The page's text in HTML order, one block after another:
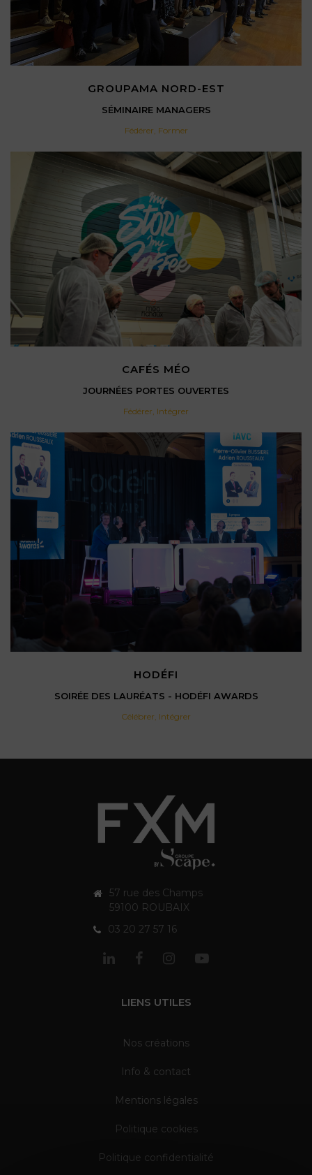
GROUPAMA NORD-EST
SÉMINAIRE MANAGERS
Fédérer Former
CAFÉS MÉO
JOURNÉES PORTES OUVERTES
Fédérer Intégrer
HODÉFI
SOIRÉE DES LAURÉATS - HODÉFI AWARDS
Célébrer Intégrer
57 rue des Champs
59100 ROUBAIX
03 20 27 57 16
LIENS UTILES
Nos créations
Info & contact
Mentions légales
Politique cookies
Politique confidentialité